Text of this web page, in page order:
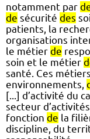
notamment par
de sécurité des
patients, la
organisations
le métier de
soin et le métier
santé. Ces
environnements,
[...] d’activité du
secteur d’activités
fonction de la
discipline, du